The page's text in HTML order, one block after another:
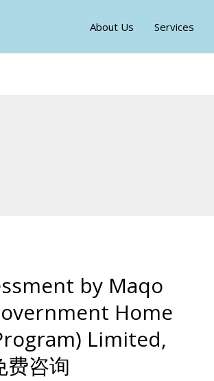
About Us Services
by Maqo
Home
Limited,
咨询